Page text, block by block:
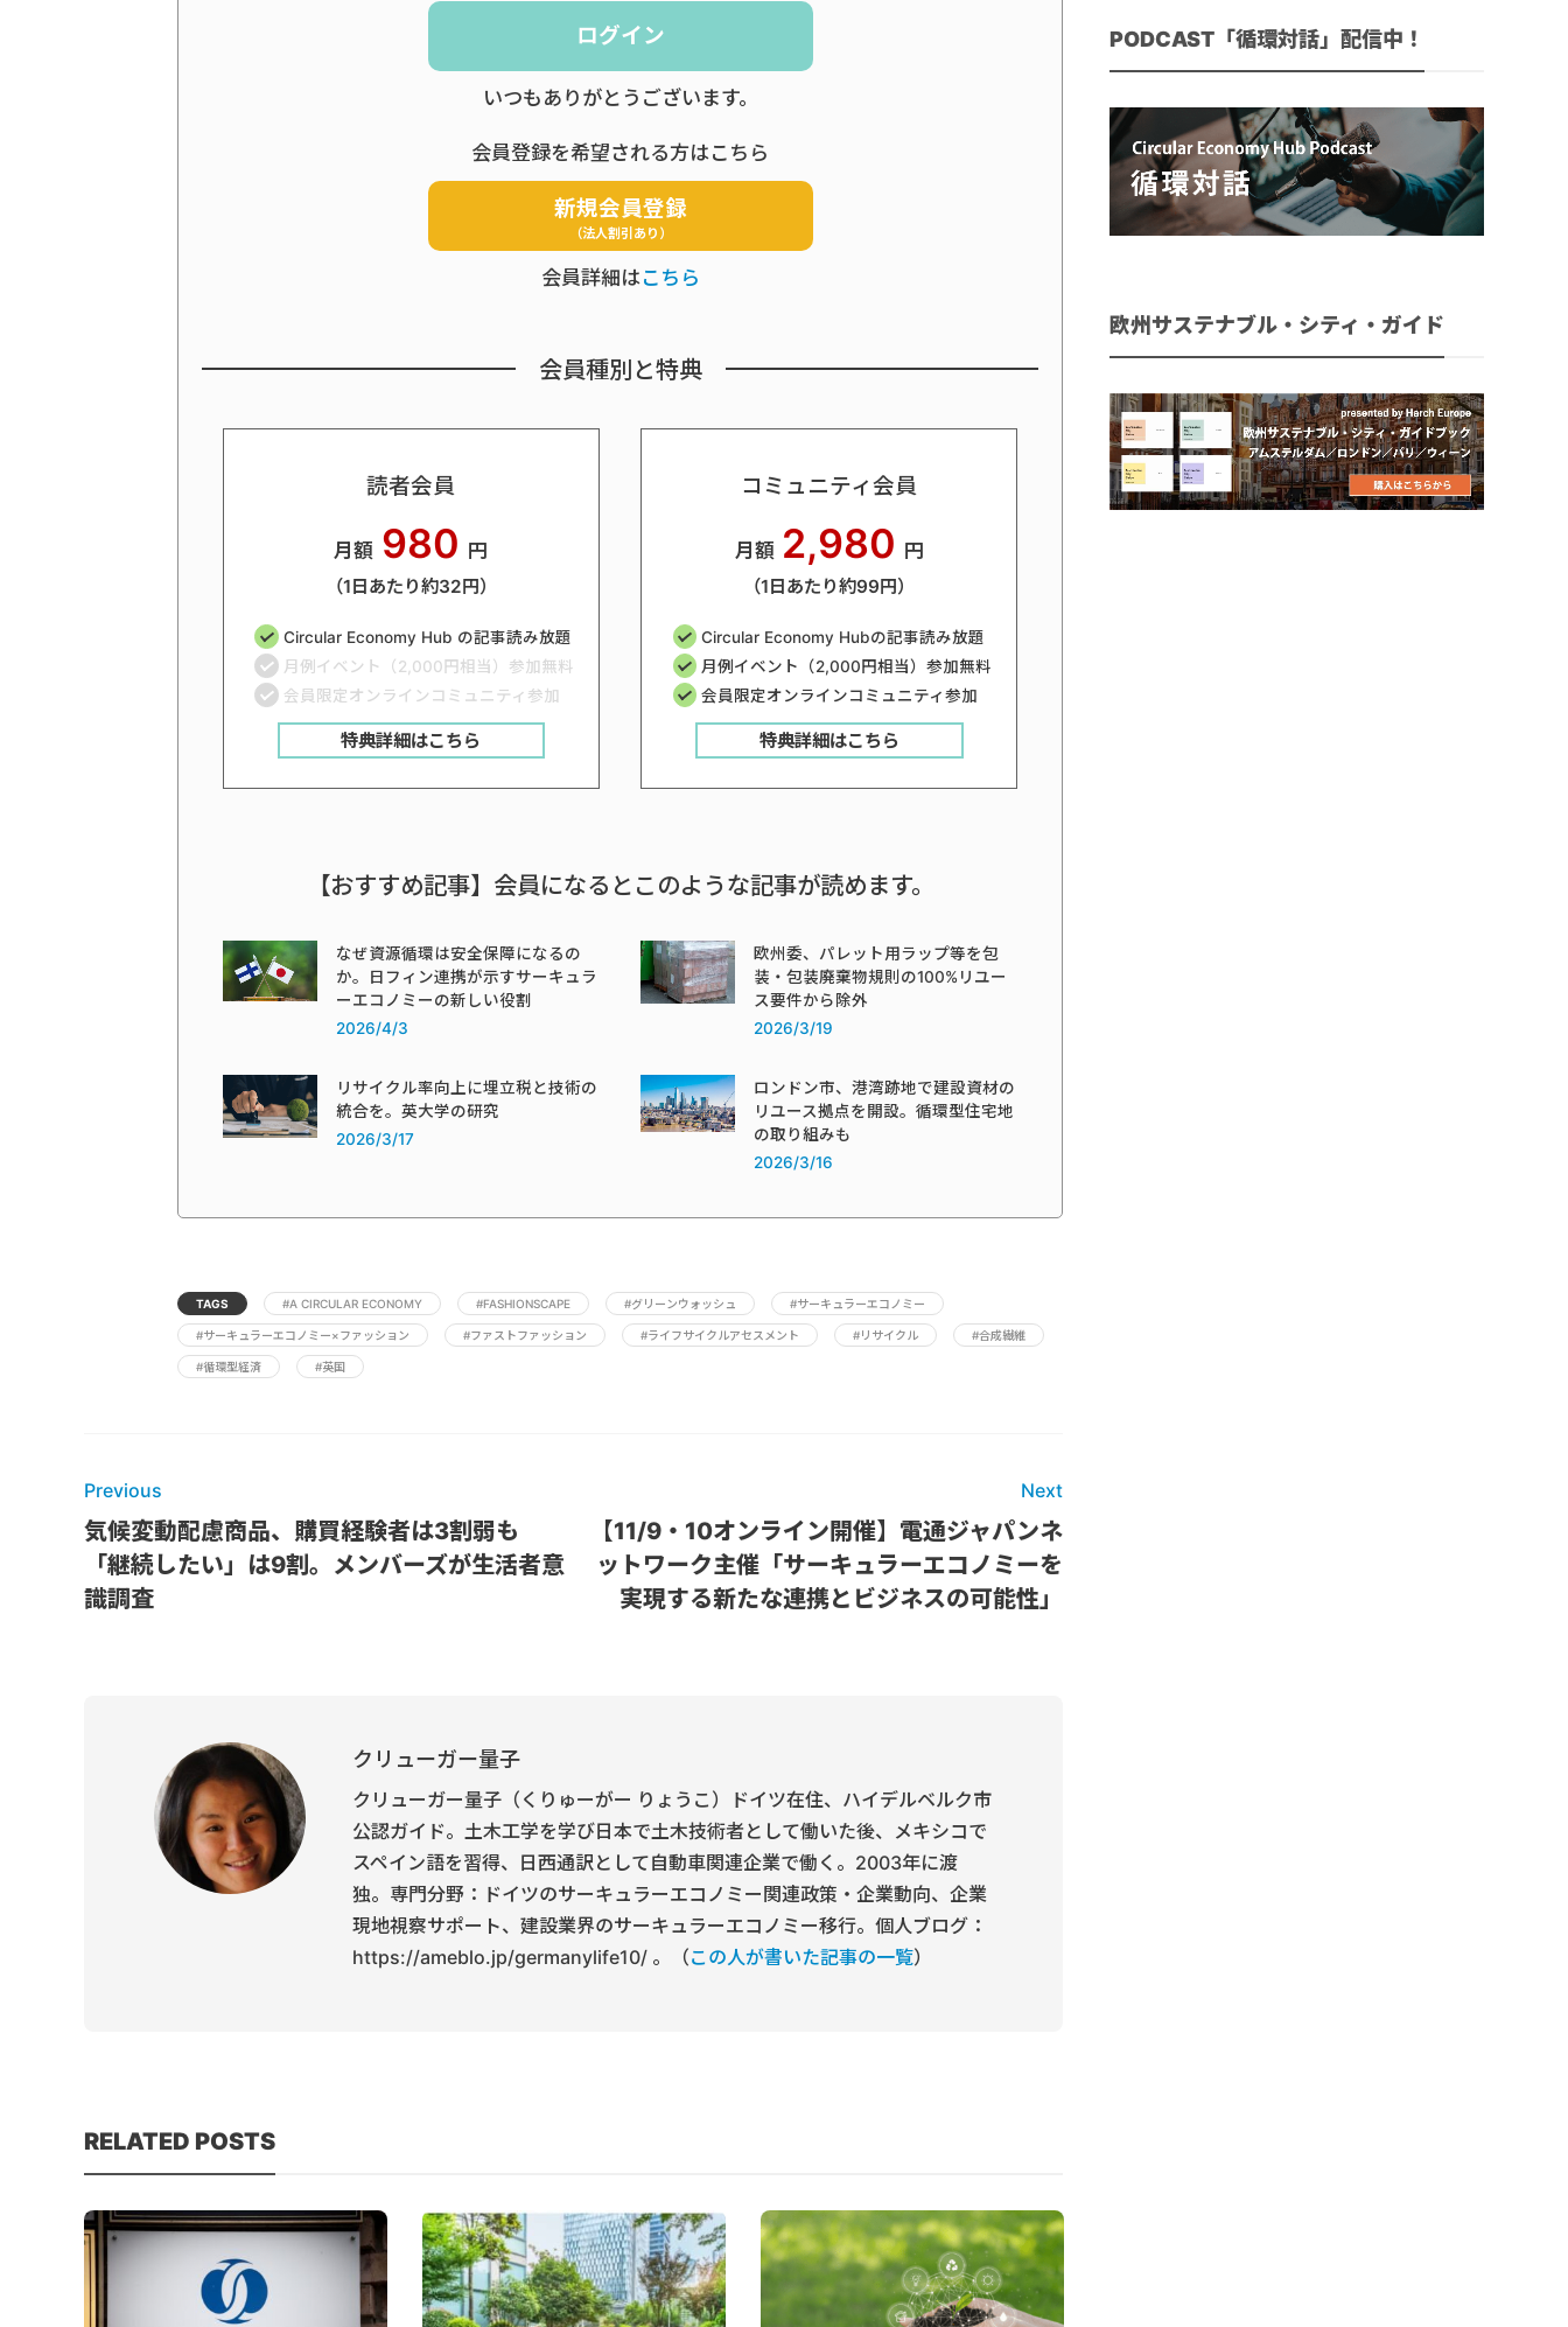
ログイン
いつもありがとうございます。
会員登録を希望される方はこちら
新規会員登録
（法人割引あり）
会員詳細はこちら
会員種別と特典
読者会員
月額 980 円
（1日あたり約32円）
Circular Economy Hub の記事読み放題
月例イベント（2,000円相当）参加無料
会員限定オンラインコミュニティ参加
特典詳細はこちら
コミュニティ会員
月額 2,980 円
（1日あたり約99円）
Circular Economy Hubの記事読み放題
月例イベント（2,000円相当）参加無料
会員限定オンラインコミュニティ参加
特典詳細はこちら
【おすすめ記事】会員になるとこのような記事が読めます。
なぜ資源循環は安全保障になるの
か。日フィン連携が示すサーキュラ
ーエコノミーの新しい役割
2026/4/3
欧州委、パレット用ラップ等を包
装・包装廃棄物規則の100%リユー
ス要件から除外
2026/3/19
リサイクル率向上に埋立税と技術の
統合を。英大学の研究
2026/3/17
ロンドン市、港湾跡地で建設資材の
リユース拠点を開設。循環型住宅地
の取り組みも
2026/3/16
TAGS #A CIRCULAR ECONOMY #FASHIONSCAPE #グリーンウォッシュ #サーキュラーエコノミー
#サーキュラーエコノミー×ファッション #ファストファッション #ライフサイクルアセスメント #リサイクル #合成繊維
#循環型経済 #英国
Previous
気候変動配慮商品、購買経験者は3割弱も
「継続したい」は9割。メンバーズが生活者意
識調査
Next
【11/9・10オンライン開催】電通ジャパンネ
ットワーク主催「サーキュラーエコノミーを
実現する新たな連携とビジネスの可能性」
クリューガー量子
クリューガー量子（くりゅーがー りょうこ）ドイツ在住、ハイデルベルク市
公認ガイド。土木工学を学び日本で土木技術者として働いた後、メキシコで
スペイン語を習得、日西通訳として自動車関連企業で働く。2003年に渡
独。専門分野：ドイツのサーキュラーエコノミー関連政策・企業動向、企業
現地視察サポート、建設業界のサーキュラーエコノミー移行。個人ブログ：
https://ameblo.jp/germanylife10/ 。（この人が書いた記事の一覧）
RELATED POSTS
PODCAST「循環対話」配信中！
欧州サステナブル・シティ・ガイド